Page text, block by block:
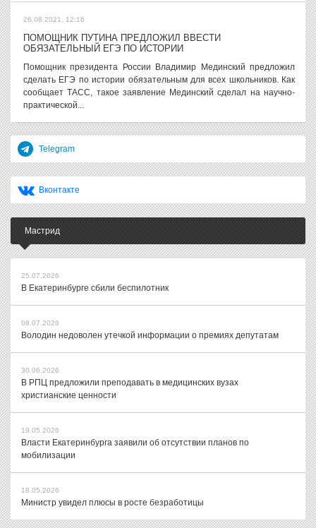
26.08.2021, 12:16
ПОМОЩНИК ПУТИНА ПРЕДЛОЖИЛ ВВЕСТИ
ОБЯЗАТЕЛЬНЫЙ ЕГЭ ПО ИСТОРИИ
Помощник президента России Владимир Мединский предложил
сделать ЕГЭ по истории обязательным для всех школьников. Как
сообщает ТАСС, такое заявление Мединский сделал на научно-
практической...
Telegram
Вконтакте
Мастрид
25.07.2026
В Екатеринбурге сбили беспилотник
08.07.2026
Володин недоволен утечкой информации о премиях депутатам
30.06.2026
В РПЦ предложили преподавать в медицинских вузах
христианские ценности
19.05.2026
Власти Екатеринбурга заявили об отсутствии планов по
мобилизации
18.05.2026
Министр увидел плюсы в росте безработицы